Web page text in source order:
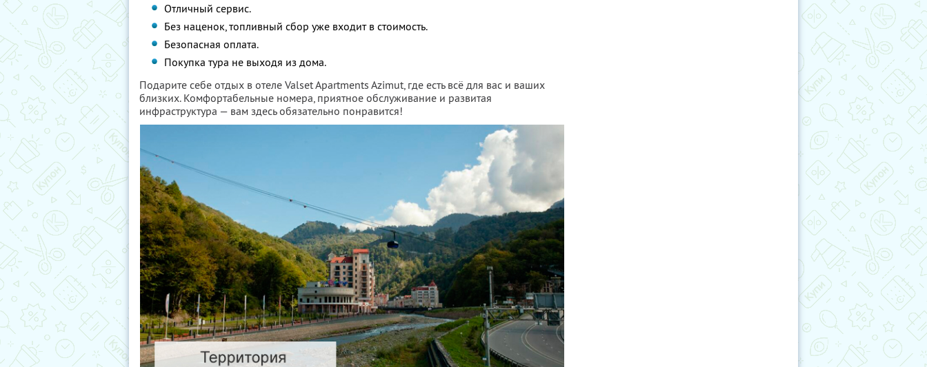
Отличный сервис.
Без наценок, топливный сбор уже входит в стоимость.
Безопасная оплата.
Покупка тура не выходя из дома.
Подарите себе отдых в отеле Valset Apartments Azimut, где есть всё для вас и ваших
близких. Комфортабельные номера, приятное обслуживание и развитая
инфраструктура — вам здесь обязательно понравится!